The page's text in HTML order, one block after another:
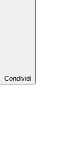
Condividi